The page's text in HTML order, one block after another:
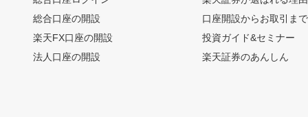
総合口座の開設
楽天FX口座の開設
法人口座の開設
口座開設からお取引ま
投資ガイド&セミナー
楽天証券のあんしん